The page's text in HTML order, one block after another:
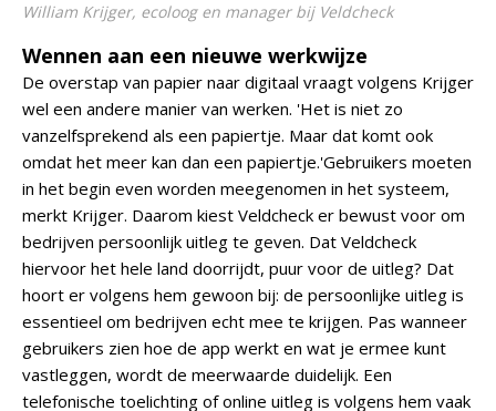
William Krijger, ecoloog en manager bij Veldcheck
Wennen aan een nieuwe werkwijze
De overstap van papier naar digitaal vraagt volgens Krijger
wel een andere manier van werken. 'Het is niet zo
vanzelfsprekend als een papiertje. Maar dat komt ook
omdat het meer kan dan een papiertje.'Gebruikers moeten
in het begin even worden meegenomen in het systeem,
merkt Krijger. Daarom kiest Veldcheck er bewust voor om
bedrijven persoonlijk uitleg te geven. Dat Veldcheck
hiervoor het hele land doorrijdt, puur voor de uitleg? Dat
hoort er volgens hem gewoon bij: de persoonlijke uitleg is
essentieel om bedrijven echt mee te krijgen. Pas wanneer
gebruikers zien hoe de app werkt en wat je ermee kunt
vastleggen, wordt de meerwaarde duidelijk. Een
telefonische toelichting of online uitleg is volgens hem vaak